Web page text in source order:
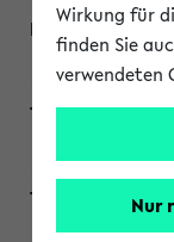
200923
Wendisch,
Projektmodul
Wirkung für
finden Sie
verwendeten
Nur